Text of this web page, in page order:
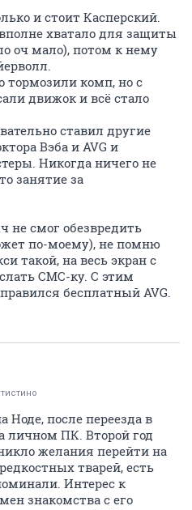
и стоит Касперский.
хватало для защиты
оч мало), потом к нему
комп, но с
движок и всё стало
ставил другие
Вэба и AVG и
Никогда ничего не
занятие за
не смог обезвредить
по-моему), не помню
такой, на весь экран с
СМС-ку. С этим
бесплатный AVG.
Ноде, после переезда в
личном ПК. Второй год
желания перейти на
тварей, есть
Интерес к
знакомства с его